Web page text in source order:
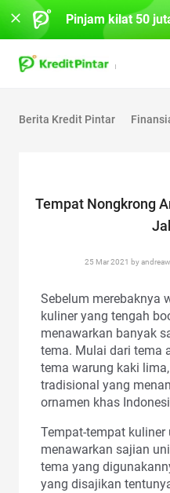
Berita Kredit Pintar
Tempat Nongkrong
25 Mar 2021 by
Sebelum merebaknya
kuliner yang tengah
menawarkan banyak
tema. Mulai dari tema
tema warung kaki
tradisional yang
ornamen khas
Tempat-tempat
menawarkan sajian
tema yang
yang disajikan
Pinjam kilat 50